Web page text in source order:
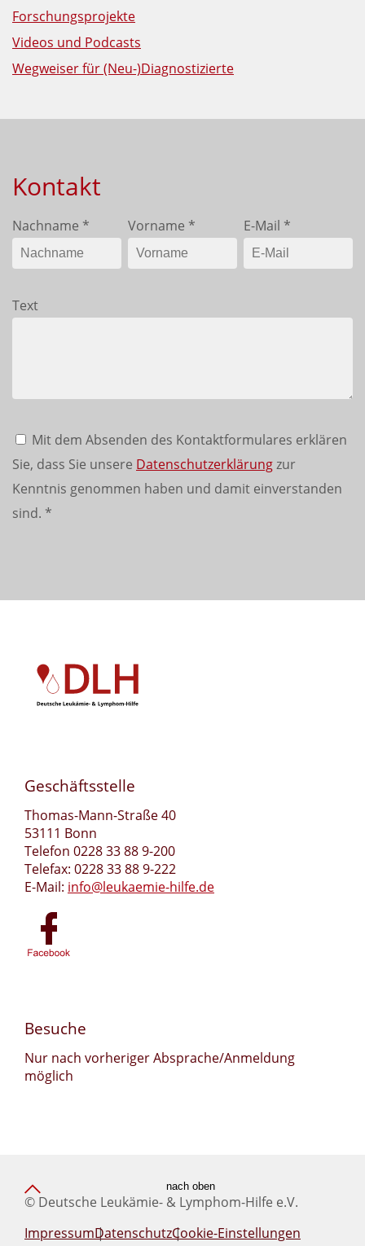
Forschungsprojekte
Videos und Podcasts
Wegweiser für (Neu-)Diagnostizierte
Kontakt
Nachname * Vorname * E-Mail *
Text
Mit dem Absenden des Kontaktformulares erklären
Sie, dass Sie unsere Datenschutzerklärungzur
Kenntnis genommen haben und damit einverstanden
sind. *
Geschäftsstelle
Thomas-Mann-Straße 40
53111 Bonn
Telefon 0228 33 88 9-200
Telefax: 0228 33 88 9-222
E-Mail: info@leukaemie-hilfe.de
Besuche
Nur nach vorheriger Absprache/Anmeldung
möglich
nach oben
© Deutsche Leukämie- & Lymphom-Hilfe e.V.
ImpressumDatenschutzCookie-Einstellungen